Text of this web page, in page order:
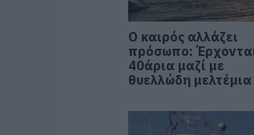
Ο καιρός αλλάζει
πρόσωπο:
40άρια μαζί με
θυελλώδη μελτέμια